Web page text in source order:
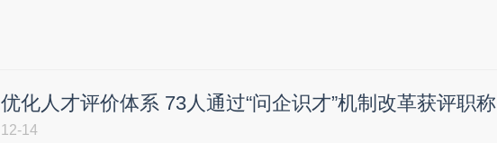
优化人才评价体系 73人通过“问企识才”机制改革获评职称
12-14